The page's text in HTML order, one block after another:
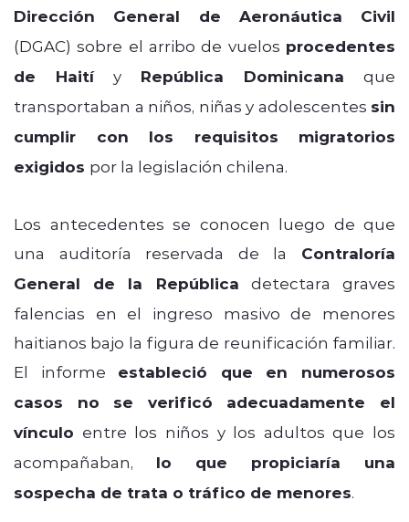
Dirección General de Aeronáutica Civil
(DGAC) sobre el arribo de vuelos procedentes
de Haitíy República Dominicana que
transportaban a niños, niñas y adolescentes sin
cumplir con los requisitos migratorios
exigidos por la legislación chilena.
Los antecedentes se conocen luego de que
una auditoría reservada de la Contraloría
General de la República detectara graves
falencias en el ingreso masivo de menores
haitianos bajo la figura de reunificación familiar.
El informe estableció que en numerosos
casos no se verificó adecuadamente el
vínculo entre los niños y los adultos que los
acompañaban, lo que propiciaría una
sospecha de trata o tráfico de menores.